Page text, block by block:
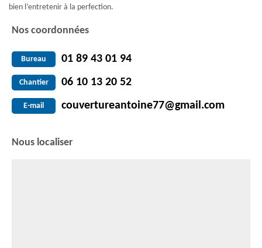
bien l’entretenir à la perfection.
Nos coordonnées
Bureau 01 89 43 01 94
Chantier 06 10 13 20 52
E-mail couvertureantoine77@gmail.com
Nous localiser